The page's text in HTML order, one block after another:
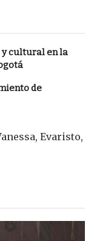
y cultural en la
de
Evaristo,